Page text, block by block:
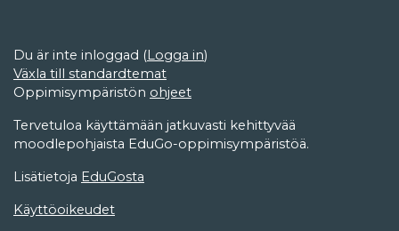
Du är inte inloggad (Logga in)
Växla till standardtemat
Oppimisympäristön ohjeet
Tervetuloa käyttämään jatkuvasti kehittyvää
moodlepohjaista EduGo-oppimisympäristöä.
Lisätietoja EduGosta
Käyttöoikeudet